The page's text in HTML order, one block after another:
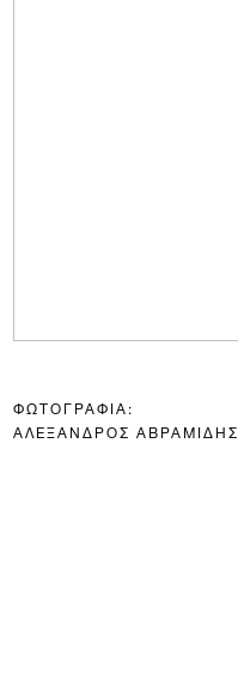
ΦΩΤΟΓΡΑΦΙΑ:
ΑΛΕΞΑΝΔΡΟΣ ΑΒΡΑΜΙΔΗΣ